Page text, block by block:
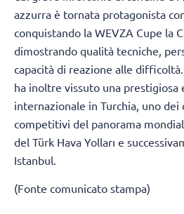
azzurra è tornata protagonista
conquistando la WEVZA Cupe la
dimostrando qualità tecniche,
capacità di reazione alle
ha inoltre vissuto una prestigiosa
internazionale in Turchia, uno dei
competitivi del panorama
del Türk Hava Yolları e
Istanbul.
(Fonte comunicato stampa)